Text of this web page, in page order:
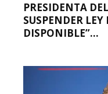
PRESIDENTA
SUSPENDER
DISPONIBLE”...